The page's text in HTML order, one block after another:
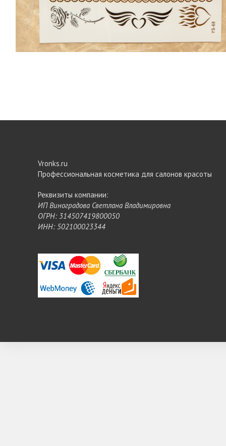
Vronks.ru
Профессиональная косметика для салонов красоты
Реквизиты компании:
ИП Виноградова Светлана Владимировна
ОГРН: 314507419800050
ИНН: 502100023344